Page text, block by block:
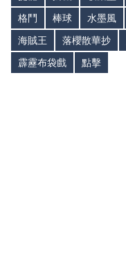
格鬥
棒球 水墨風
海賊王
落櫻散華抄
霹靂布袋戲
點擊